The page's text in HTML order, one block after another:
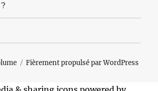
Fièrement propulsé par WordPress